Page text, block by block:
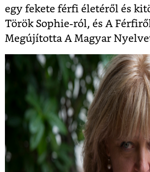
egy fekete férfi életéről és
Török Sophie-ról, és A
Megújította A Magyar